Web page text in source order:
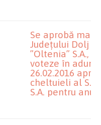
Se aprobă
Județului Dolj la
”Oltenia” S.A.,
voteze în
26.02.2016
cheltuieli al
S.A. pentru anul